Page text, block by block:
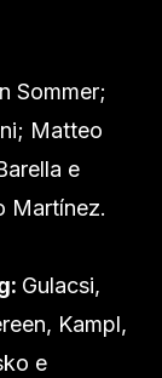
Sommer;
Matteo
e
Martínez.
Gulacsi,
Kampl,
e